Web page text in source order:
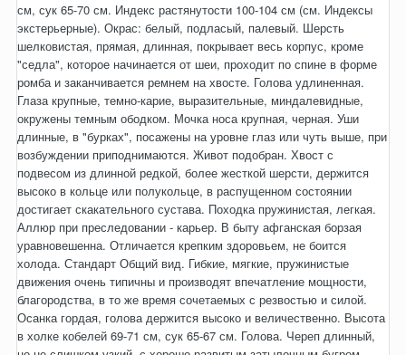
см, сук 65-70 см. Индекс растянутости 100-104 см (см. Индексы
экстерьерные). Окрас: белый, подласый, палевый. Шерсть
шелковистая, прямая, длинная, покрывает весь корпус, кроме
"седла", которое начинается от шеи, проходит по спине в форме
ромба и заканчивается ремнем на хвосте. Голова удлиненная.
Глаза крупные, темно-карие, выразительные, миндалевидные,
окружены темным ободком. Мочка носа крупная, черная. Уши
длинные, в "бурках", посажены на уровне глаз или чуть выше, при
возбуждении приподнимаются. Живот подобран. Хвост с
подвесом из длинной редкой, более жесткой шерсти, держится
высоко в кольце или полукольце, в распущенном состоянии
достигает скакательного сустава. Походка пружинистая, легкая.
Аллюр при преследовании - карьер. В быту афганская борзая
уравновешенна. Отличается крепким здоровьем, не боится
холода. Стандарт Общий вид. Гибкие, мягкие, пружинистые
движения очень типичны и производят впечатление мощности,
благородства, в то же время сочетаемых с резвостью и силой.
Осанка гордая, голова держится высоко и величественно. Высота
в холке кобелей 69-71 см, сук 65-67 см. Голова. Череп длинный,